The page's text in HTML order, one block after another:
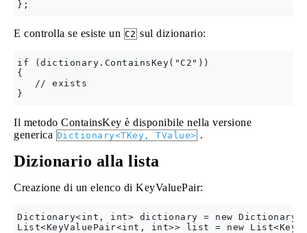
E controlla se esiste un C2 sul dizionario:
if (dictionary.ContainsKey("C2"))
{
   // exists
Il metodo ContainsKey è disponibile nella versione
generica Dictionary<TKey, TValue> .
Dizionario alla lista
Creazione di un elenco di KeyValuePair:
Dictionary<int, int> dictionary = new
List<KeyValuePair<int, int>> list = new